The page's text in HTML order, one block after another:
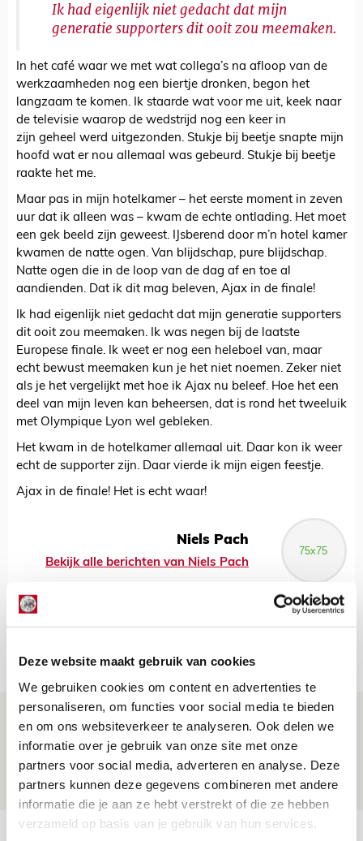
Deze website maakt gebruik van cookies
We gebruiken cookies om content en advertenties te
personaliseren, om functies voor social media te bieden
en om ons websiteverkeer te analyseren. Ook delen we
informatie over je gebruik van onze site met onze
partners voor social media, adverteren en analyse. Deze
partners kunnen deze gegevens combineren met andere
informatie die je aan ze hebt verstrekt of die ze hebben
verzameld op basis van je gebruik van hun services.
Ik had eigenlijk niet gedacht dat mijn
generatie supporters dit ooit zou meemaken.
In het café waar we met wat collega’s na afloop van de
werkzaamheden nog een biertje dronken, begon het
langzaam te komen. Ik staarde wat voor me uit, keek naar
de televisie waarop de wedstrijd nog een keer in
zijn geheel werd uitgezonden. Stukje bij beetje snapte mijn
hoofd wat er nou allemaal was gebeurd. Stukje bij beetje
raakte het me.
Maar pas in mijn hotelkamer – het eerste moment in zeven
uur dat ik alleen was – kwam de echte ontlading. Het moet
een gek beeld zijn geweest. IJsberend door m’n hotel kamer
kwamen de natte ogen. Van blijdschap, pure blijdschap.
Natte ogen die in de loop van de dag af en toe al
aandienden. Dat ik dit mag beleven, Ajax in de finale!
Ik had eigenlijk niet gedacht dat mijn generatie supporters
dit ooit zou meemaken. Ik was negen bij de laatste
Europese finale. Ik weet er nog een heleboel van, maar
echt bewust meemaken kun je het niet noemen. Zeker niet
als je het vergelijkt met hoe ik Ajax nu beleef. Hoe het een
deel van mijn leven kan beheersen, dat is rond het tweeluik
met Olympique Lyon wel gebleken.
Het kwam in de hotelkamer allemaal uit. Daar kon ik weer
echt de supporter zijn. Daar vierde ik mijn eigen feestje.
Ajax in de finale! Het is echt waar!
Niels Pach
Bekijk alle berichten van Niels Pach
Net binnen //
Drie dingen die je moet weten over PEC
Zwolle - Ajax
08 AUGUSTUS 2026 - 12:32
NIEUWS